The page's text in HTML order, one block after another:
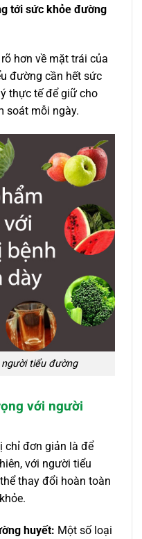
tới sức khỏe đường
hơn về mặt trái của
đường cần hết sức
thực tế để giữ cho
soát mỗi ngày.
tiểu đường
với người
chỉ đơn giản là để
với người tiểu
thay đổi hoàn toàn
huyết: Một số loại